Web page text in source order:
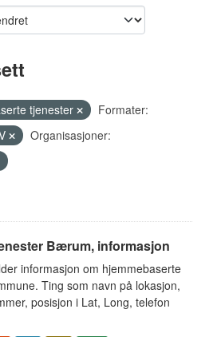
tjenester
Formater:
Organisasjoner:
Bærum, informasjon
informasjon om hjemmebaserte
Ting som navn på lokasjon,
posisjon i Lat, Long, telefon